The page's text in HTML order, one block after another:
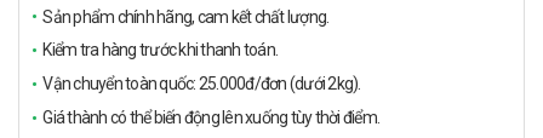
Sản phẩm chính hãng, cam kết chất lượng.
Kiểm tra hàng trước khi thanh toán.
Vận chuyển toàn quốc: 25.000đ/đơn (dưới 2kg).
Giá thành có thể biến động lên xuống tùy thời điểm.